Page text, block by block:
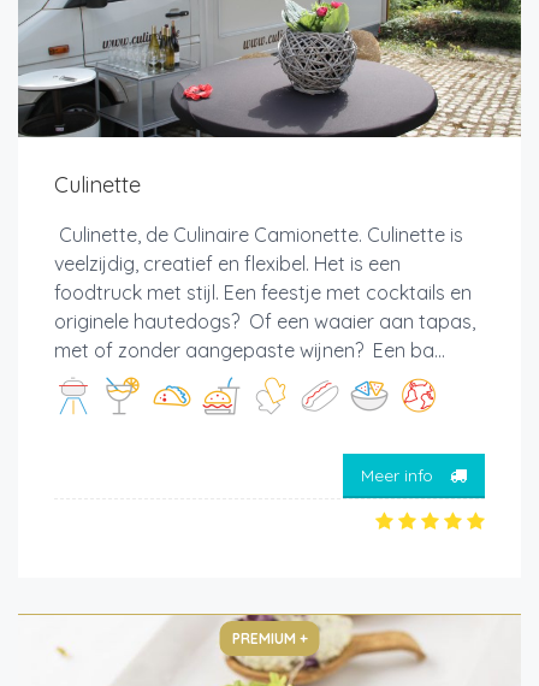
Culinette
Culinette, de Culinaire Camionette. Culinette is
veelzijdig, creatief en flexibel. Het is een
foodtruck met stijl. Een feestje met cocktails en
originele hautedogs? Of een waaier aan tapas,
met of zonder aangepaste wijnen? Een ba...
Meer info
PREMIUM +